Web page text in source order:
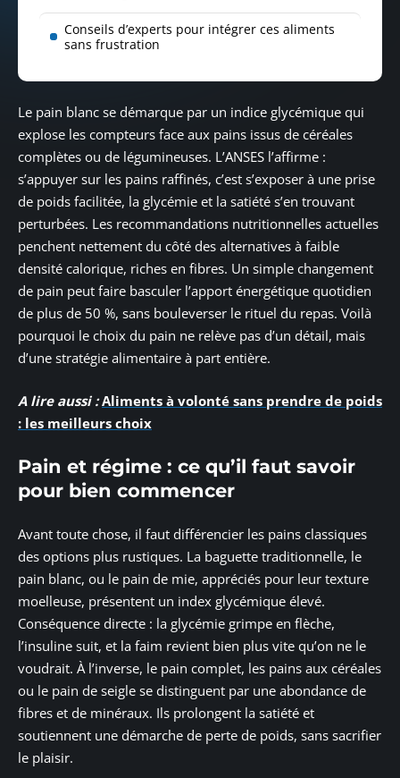
Conseils d’experts pour intégrer ces aliments
sans frustration
Le pain blanc se démarque par un indice glycémique qui
explose les compteurs face aux pains issus de céréales
complètes ou de légumineuses. L’ANSES l’affirme :
s’appuyer sur les pains raffinés, c’est s’exposer à une prise
de poids facilitée, la glycémie et la satiété s’en trouvant
perturbées. Les recommandations nutritionnelles actuelles
penchent nettement du côté des alternatives à faible
densité calorique, riches en fibres. Un simple changement
de pain peut faire basculer l’apport énergétique quotidien
de plus de 50 %, sans bouleverser le rituel du repas. Voilà
pourquoi le choix du pain ne relève pas d’un détail, mais
d’une stratégie alimentaire à part entière.
A lire aussi : Aliments à volonté sans prendre de poids
: les meilleurs choix
Pain et régime : ce qu’il faut savoir
pour bien commencer
Avant toute chose, il faut différencier les pains classiques
des options plus rustiques. La baguette traditionnelle, le
pain blanc, ou le pain de mie, appréciés pour leur texture
moelleuse, présentent un index glycémique élevé.
Conséquence directe : la glycémie grimpe en flèche,
l’insuline suit, et la faim revient bien plus vite qu’on ne le
voudrait. À l’inverse, le pain complet, les pains aux céréales
ou le pain de seigle se distinguent par une abondance de
fibres et de minéraux. Ils prolongent la satiété et
soutiennent une démarche de perte de poids, sans sacrifier
le plaisir.